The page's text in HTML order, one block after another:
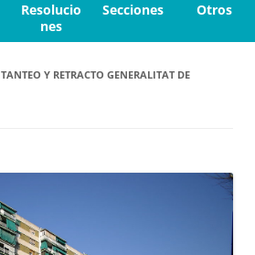
Resolucio
nes
Secciones Otros
TANTEO Y RETRACTO GENERALITAT DE